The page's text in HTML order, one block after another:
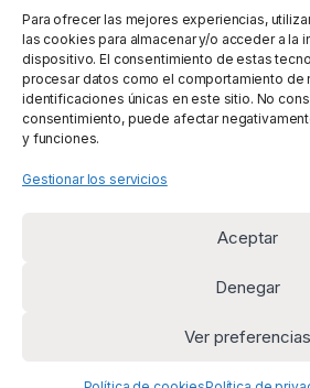
Para ofrecer las mejores experiencias,
las cookies para almacenar y/o acceder a la
dispositivo. El consentimiento de estas
procesar datos como el comportamiento de
identificaciones únicas en este sitio. No
consentimiento, puede afectar
y funciones.
Gestionar los servicios
Aceptar
Denegar
Ver preferencias
¿Alguna duda?
+34 669 954